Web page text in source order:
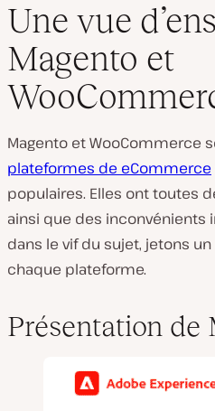
Une vue
Magento et
Magento et WooCommerce
plateformes de eCommerce
populaires. Elles ont toutes
ainsi que des inconvénients
dans le vif du sujet, jetons
chaque plateforme.
Présentation de